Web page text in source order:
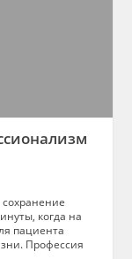
когда на
пациента
Профессия